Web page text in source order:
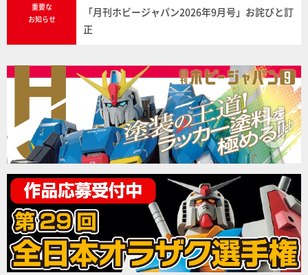
重要な
お知らせ
「月刊ホビージャパン2026年9月号」お詫びと訂
正